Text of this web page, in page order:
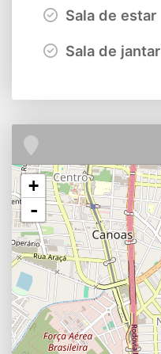
Sala de estar
Sala de jantar
+
-